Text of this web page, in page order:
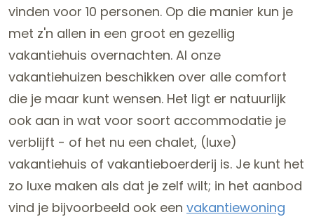
vinden voor 10 personen. Op die manier kun je
met z'n allen in een groot en gezellig
vakantiehuis overnachten. Al onze
vakantiehuizen beschikken over alle comfort
die je maar kunt wensen. Het ligt er natuurlijk
ook aan in wat voor soort accommodatie je
verblijft - of het nu een chalet, (luxe)
vakantiehuis of vakantieboerderij is. Je kunt het
zo luxe maken als dat je zelf wilt; in het aanbod
vind je bijvoorbeeld ook een vakantiewoning